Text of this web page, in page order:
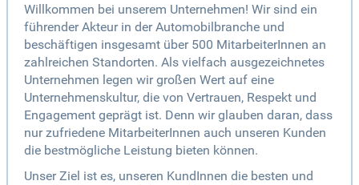
Willkommen bei unserem Unternehmen! Wir sind ein
führender Akteur in der Automobilbranche und
beschäftigen insgesamt über 500 MitarbeiterInnen an
zahlreichen Standorten. Als vielfach ausgezeichnetes
Unternehmen legen wir großen Wert auf eine
Unternehmenskultur, die von Vertrauen, Respekt und
Engagement geprägt ist. Denn wir glauben daran, dass
nur zufriedene MitarbeiterInnen auch unseren Kunden
die bestmögliche Leistung bieten können.
Unser Ziel ist es, unseren KundInnen die besten und